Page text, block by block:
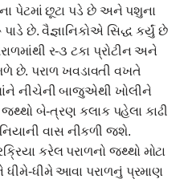
પેટમાં છૂટા પડે છે અને પશુના
છે. વૈજ્ઞાનિકોએ સિદ્ધ કર્યું છે
ર-૩ ટકા પ્રોટીન અને
છે. પરાળ ખવડાવતી વખતે
નીચેની બાજુએથી ખોલીને
જથ્થો બે-ત્રણ કલાક પહેલા કાઢી
વાસ નીકળી જશે.
કરેલ પરાળનો જથ્થો મોટા
ધીમે આવા પરાળનું પ્રમાણ